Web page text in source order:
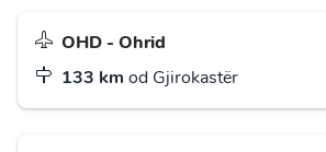
OHD - Ohrid
133 km od Gjirokastër